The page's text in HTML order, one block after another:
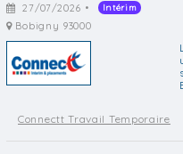
27/07/2026 • Intérim
Bobigny 93000
Connectt Travail Temporaire